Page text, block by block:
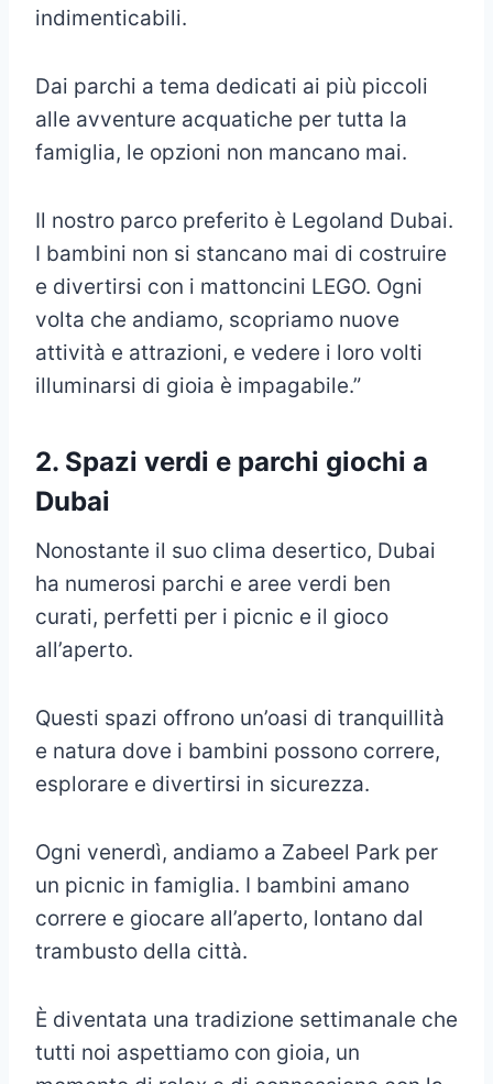
indimenticabili.
Dai parchi a tema dedicati ai più piccoli
alle avventure acquatiche per tutta la
famiglia, le opzioni non mancano mai.
Il nostro parco preferito è Legoland Dubai.
I bambini non si stancano mai di costruire
e divertirsi con i mattoncini LEGO. Ogni
volta che andiamo, scopriamo nuove
attività e attrazioni, e vedere i loro volti
illuminarsi di gioia è impagabile.”
2. Spazi verdi e parchi giochi a
Dubai
Nonostante il suo clima desertico, Dubai
ha numerosi parchi e aree verdi ben
curati, perfetti per i picnic e il gioco
all’aperto.
Questi spazi offrono un’oasi di tranquillità
e natura dove i bambini possono correre,
esplorare e divertirsi in sicurezza.
Ogni venerdì, andiamo a Zabeel Park per
un picnic in famiglia. I bambini amano
correre e giocare all’aperto, lontano dal
trambusto della città.
È diventata una tradizione settimanale che
tutti noi aspettiamo con gioia, un